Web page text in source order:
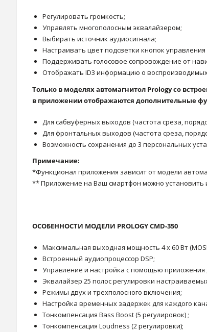
Регулировать громкость;
Управлять многополосным эквалайзером;
Выбирать источник аудиосигнала;
Настраивать цвет подсветки кнопок
Поддерживать голосовое сопровождение от
Отображать ID3 информацию о
Только в моделях автомагнитол Prology со
в приложении отображаются дополнительные
Для сабвуферных выходов (частота среза,
Для фронтальных выходов (частота среза,
Возможность сохранения до 3 персональных
Примечание:
*Функционал приложения зависит от модели
** Приложение на Ваш смартфон можно установить
ОСОБЕННОСТИ МОДЕЛИ PROLOGY CMD-350
Максимальная выходная мощность 4 х 60 Вт
Встроенный аудиопроцессор DSP;
Управление и настройка с помощью приложения
Эквалайзер 25 полос регулировки
Режимы двух и трехполосного включения;
Настройка временных задержек для каждого
Тонкомпенсация Bass Boost (5 регулировок) ;
Тонкомпенсация Loudness (2 регулировки);